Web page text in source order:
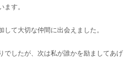
す。
て大切な仲間に出会えました。
でしたが、次は私が誰かを励ましてあげ